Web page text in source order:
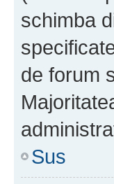
schimba
de forum
Sus